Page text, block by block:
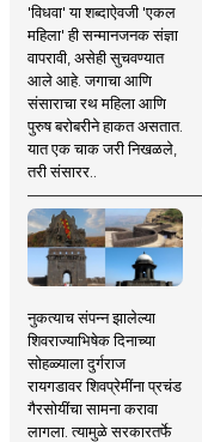
'विधवा' या शब्दाऐवजी 'एकल
महिला' ही सन्मानजनक संज्ञा
वापरावी, असेही सुचवण्यात
आले आहे. जगाचा आणि
संसाराचा रथ महिला आणि
पुरुष बरोबरीने हाकत असतात.
यात एक चाक जरी निखळले,
तरी संसारर..
नुकत्याच संपन्न झालेल्या
शिवराज्याभिषेक दिनाच्या
सोहळ्याला दुर्गराज
रायगडावर शिवप्रेमींना प्रचंड
गैरसोयींचा सामना करावा
लागला. त्यामुळे सरकारतर्फे